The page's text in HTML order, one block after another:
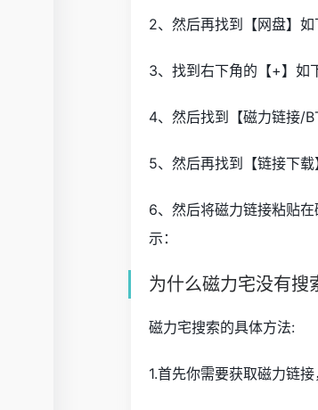
2、然后再找到【网盘】如
3、找到右下角的【+】如
4、然后找到【磁力链接/
5、然后再找到【链接下载
6、然后将磁力链接粘贴
示：
为什么磁力宅没有搜
磁力宅搜索的具体方法:
1.首先你需要获取磁力链